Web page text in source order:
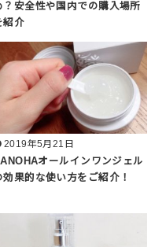
？安全性や国内での購入場所
紹介
2019年5月21日
オールインワンジェル
効果的な使い方をご紹介！